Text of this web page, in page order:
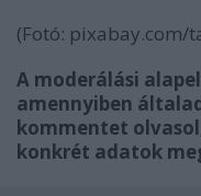
(Fotó: pixabay.com/
A moderálási
amennyiben
kommentet
konkrét adatok